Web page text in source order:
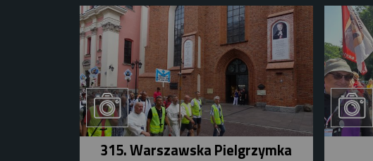
315. Warszawska Pielgrzymka